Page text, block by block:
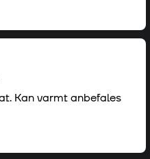
Kan varmt anbefales